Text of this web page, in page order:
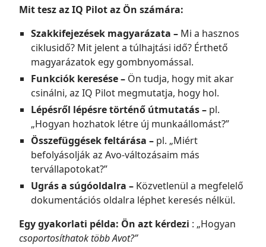
Mit tesz az IQ Pilot az Ön számára:
Szakkifejezések magyarázata – Mi a hasznos
ciklusidő? Mit jelent a túlhajtási idő? Érthető
magyarázatok egy gombnyomással.
Funkciók keresése – Ön tudja, hogy mit akar
csinálni, az IQ Pilot megmutatja, hogy hol.
Lépésről lépésre történő útmutatás – pl.
„Hogyan hozhatok létre új munkaállomást?”
Összefüggések feltárása – pl. „Miért
befolyásolják az Avo-változásaim más
tervállapotokat?”
Ugrás a súgóoldalra – Közvetlenül a megfelelő
dokumentációs oldalra léphet keresés nélkül.
Egy gyakorlati példa: Ön azt kérdezi : „Hogyan
csoportosíthatok több Avot?”